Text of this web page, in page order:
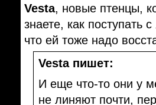
Vesta, новые птенцы,
знаете, как поступать
что ей тоже надо
Vesta пишет:
И еще что-то они у
не линяют почти,